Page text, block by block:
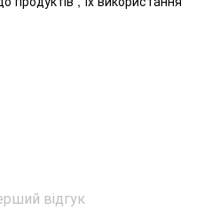
відгук